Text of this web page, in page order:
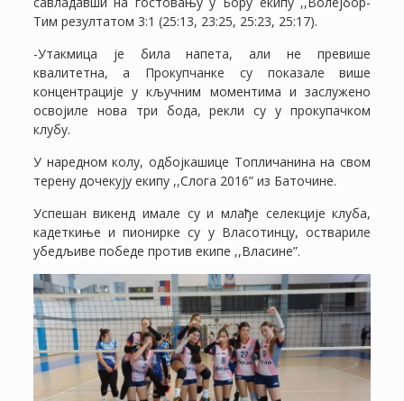
Тим резултатом 3:1 (25:13, 23:25, 25:23, 25:17).
-Утакмица је била напета, али не превише
квалитетна, а Прокупчанке су показале више
концентрације у кључним моментима и заслужено
освојиле нова три бода, рекли су у прокупачком
клубу.
У наредном колу, одбојкашице Топличанина на свом
терену дочекују екипу ,,Слога 2016” из Баточине.
Успешан викенд имале су и млађе селекције клуба,
кадеткиње и пионирке су у Власотинцу, оствариле
убедљиве победе против екипе ,,Власине”.